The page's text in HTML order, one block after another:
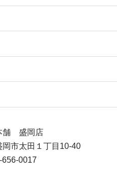
舗 盛岡店
岡市太田１丁目10-40
656-0017